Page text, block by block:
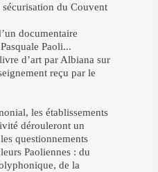
sécurisation du Couvent
documentaire
Paoli...
d’art par Albiana sur
reçu par le
les établissements
dérouleront un
questionnements
Paoliennes : du
de la